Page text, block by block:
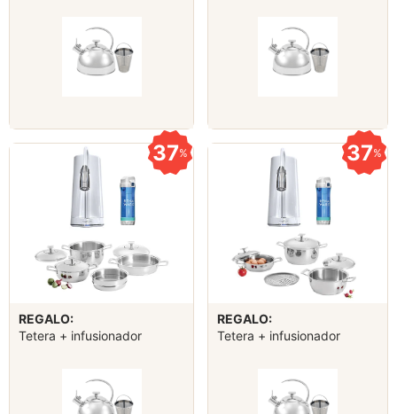
37%
REGALO:
Tetera + infusionador
37%
REGALO:
Tetera + infusionador